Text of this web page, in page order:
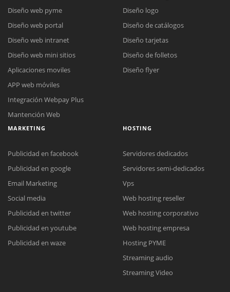
Reunión online
Nuestros ejecutivos le enviarán un correo electrónico con el enlace a
Meet para la reunión online.
Cotización
Todos nuestros ejecutivos están fuera de línea. Complete el formulario
Diseño web pyme
Diseño web portal
Diseño web intranet
Diseño web mini sitios
Aplicaciones moviles
APP web móviles
Integración Webpay Plus
Mantención Web
Diseño logo
Diseño de catálogos
Diseño tarjetas
Diseño de folletos
Diseño flyer
MARKETING
Publicidad en facebook
Publicidad en google
Email Marketing
Social media
Publicidad en twitter
Publicidad en youtube
Publicidad en waze
HOSTING
Servidores dedicados
Servidores semi-dedicados
Vps
Web hosting reseller
Web hosting corporativo
Web hosting empresa
Hosting PYME
Streaming audio
Streaming Video